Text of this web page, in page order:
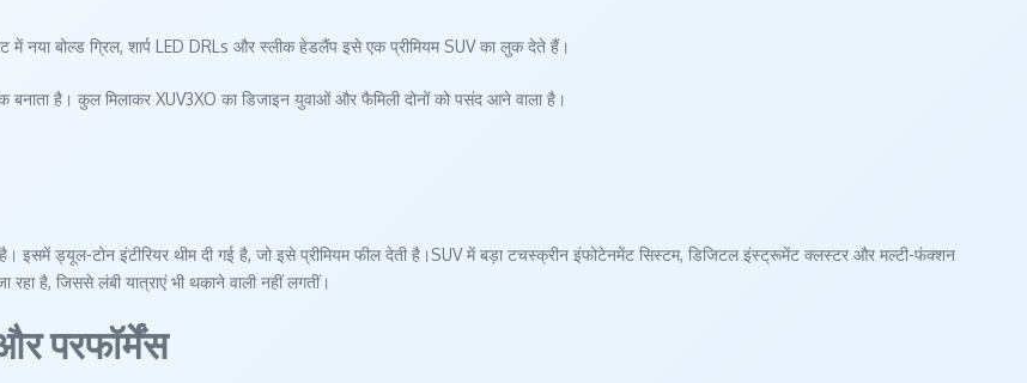
में नया बोल्ड ग्रिल, शार्प LED DRLs और स्लीक हेडलैंप इसे एक प्रीमियम SUV का लुक देते हैं।
है। कुल मिलाकर XUV3XO का डिजाइन युवाओं और फैमिली दोनों को पसंद आने वाला है।
इसमें ड्यूल-टोन इंटीरियर थीम दी गई है, जो इसे प्रीमियम फील देती है।SUV में बड़ा टचस्क्रीन इंफोटेनमेंट सिस्टम, डिजिटल इंस्ट्रूमेंट क्लस्टर और मल्टी-फंक्शन
है, जिससे लंबी यात्राएं भी थकाने वाली नहीं लगतीं।
परफॉर्मेंस